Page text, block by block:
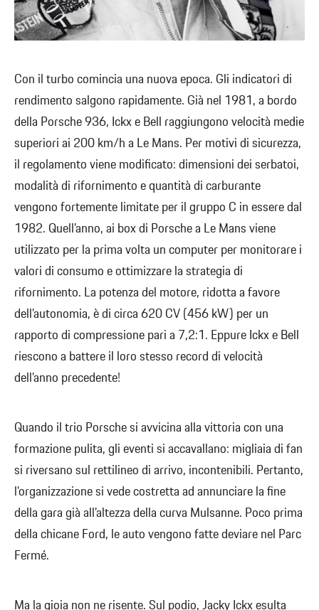
Con il turbo comincia una nuova epoca. Gli indicatori di
rendimento salgono rapidamente. Già nel 1981, a bordo
della Porsche 936, Ickx e Bell raggiungono velocità medie
superiori ai 200 km/h a Le Mans. Per motivi di sicurezza,
il regolamento viene modificato: dimensioni dei serbatoi,
modalità di rifornimento e quantità di carburante
vengono fortemente limitate per il gruppo C in essere dal
1982. Quell’anno, ai box di Porsche a Le Mans viene
utilizzato per la prima volta un computer per monitorare i
valori di consumo e ottimizzare la strategia di
rifornimento. La potenza del motore, ridotta a favore
dell’autonomia, è di circa 620 CV (456 kW) per un
rapporto di compressione pari a 7,2:1. Eppure Ickx e Bell
riescono a battere il loro stesso record di velocità
dell’anno precedente!
Quando il trio Porsche si avvicina alla vittoria con una
formazione pulita, gli eventi si accavallano: migliaia di fan
si riversano sul rettilineo di arrivo, incontenibili. Pertanto,
l’organizzazione si vede costretta ad annunciare la fine
della gara già all’altezza della curva Mulsanne. Poco prima
della chicane Ford, le auto vengono fatte deviare nel Parc
Fermé.
Ma la gioia non ne risente. Sul podio, Jacky Ickx esulta